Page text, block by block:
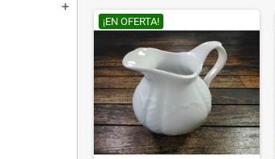
add
¡EN OFERTA!